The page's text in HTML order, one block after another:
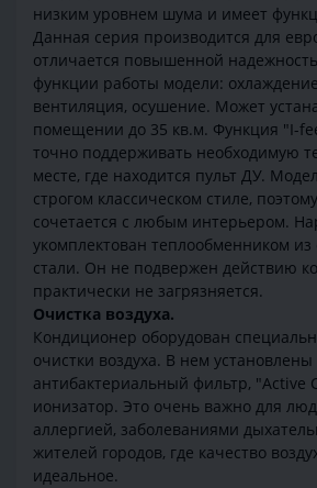
низким уровнем шума и имеет
Данная серия производится для
отличается повышенной
функции работы модели:
вентиляция, осушение. Может
помещении до 35 кв.м. Функция "I-
точно поддерживать необходимую
месте, где находится пульт ДУ.
строгом классическом стиле,
сочетается с любым интерьером.
укомплектован теплообменником
стали. Он не подвержен действию
практически не загрязняется.
Очистка воздуха.
Кондиционер оборудован
очистки воздуха. В нем установлены
антибактериальный фильтр, "Active
ионизатор. Это очень важно для
аллергией, заболеваниями
жителей городов, где качество
идеальное.